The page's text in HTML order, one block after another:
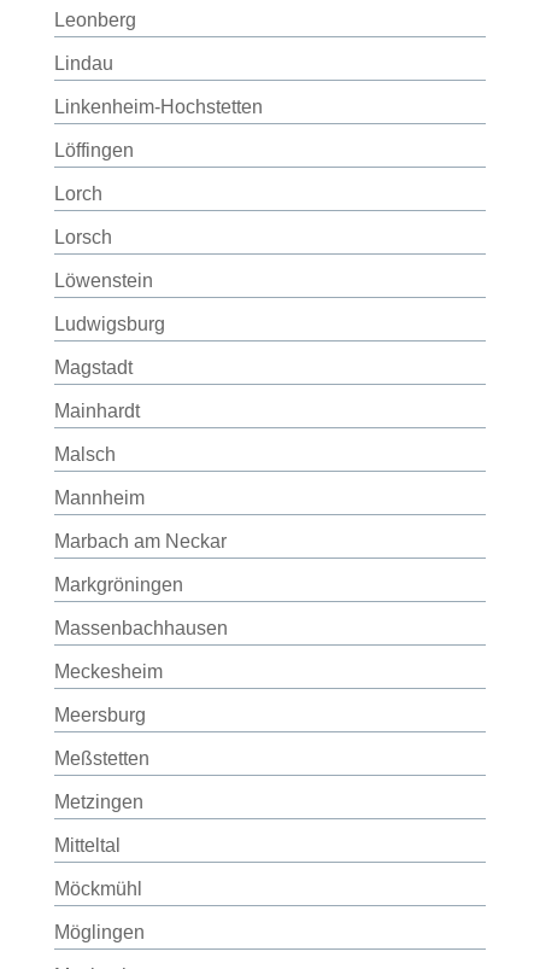
Leonberg
Lindau
Linkenheim-Hochstetten
Löffingen
Lorch
Lorsch
Löwenstein
Ludwigsburg
Magstadt
Mainhardt
Malsch
Mannheim
Marbach am Neckar
Markgröningen
Massenbachhausen
Meckesheim
Meersburg
Meßstetten
Metzingen
Mitteltal
Möckmühl
Möglingen